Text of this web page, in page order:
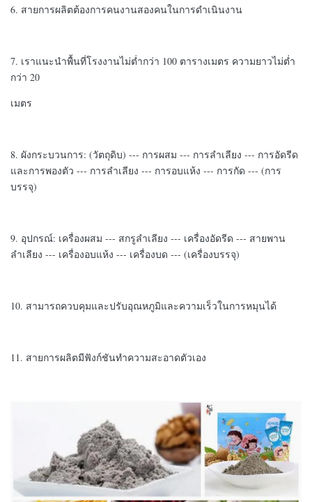
6. สายการผลิตต้องการคนงานสองคนในการดำเนินงาน
7. เราแนะนำพื้นที่โรงงานไม่ต่ำกว่า 100 ตารางเมตร ความยาวไม่ต่ำ
กว่า 20
เมตร
8. ผังกระบวนการ: (วัตถุดิบ) --- การผสม --- การลำเลียง --- การอัดรีด
และการพองตัว --- การลำเลียง --- การอบแห้ง --- การกัด --- (การ
บรรจุ)
9. อุปกรณ์: เครื่องผสม --- สกรูลำเลียง --- เครื่องอัดรีด --- สายพาน
ลำเลียง --- เครื่องอบแห้ง --- เครื่องบด --- (เครื่องบรรจุ)
10. สามารถควบคุมและปรับอุณหภูมิและความเร็วในการหมุนได้
11. สายการผลิตมีฟังก์ชันทำความสะอาดตัวเอง